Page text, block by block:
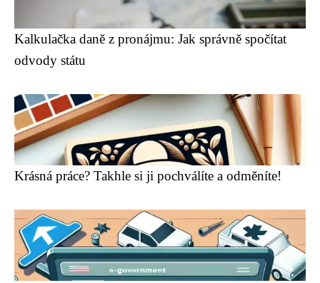
Kalkulačka daně z pronájmu: Jak správně spočítat
odvody státu
Krásná práce? Takhle si ji pochválíte a odměníte!